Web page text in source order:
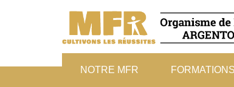
NOTRE MFR FORMATIONS